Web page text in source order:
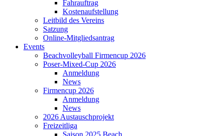
Fahrauftrag
Kostenaufstellung
Leitbild des Vereins
Satzung
Online-Mitgliedsantrag
Events
Beachvolleyball Firmencup 2026
Poser-Mixed-Cup 2026
Anmeldung
News
Firmencup 2026
Anmeldung
News
2026 Austauschprojekt
Freizeitliga
Saison 2025 Beach